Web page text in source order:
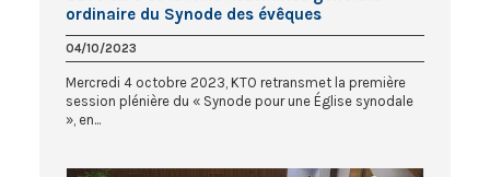
ordinaire du Synode des évêques
04/10/2023
Mercredi 4 octobre 2023, KTO retransmet la première
session plénière du « Synode pour une Église synodale
», en...